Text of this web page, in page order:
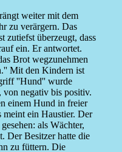
weiter mit dem
zu verärgern. Das
zutiefst überzeugt, dass
ein. Er antwortet.
Brot wegzunehmen
Mit den Kindern ist
''Hund'' wurde
von negativ bis positiv.
einem Hund in freier
meint ein Haustier. Der
als Wächter,
Der Besitzer hatte die
zu füttern. Die